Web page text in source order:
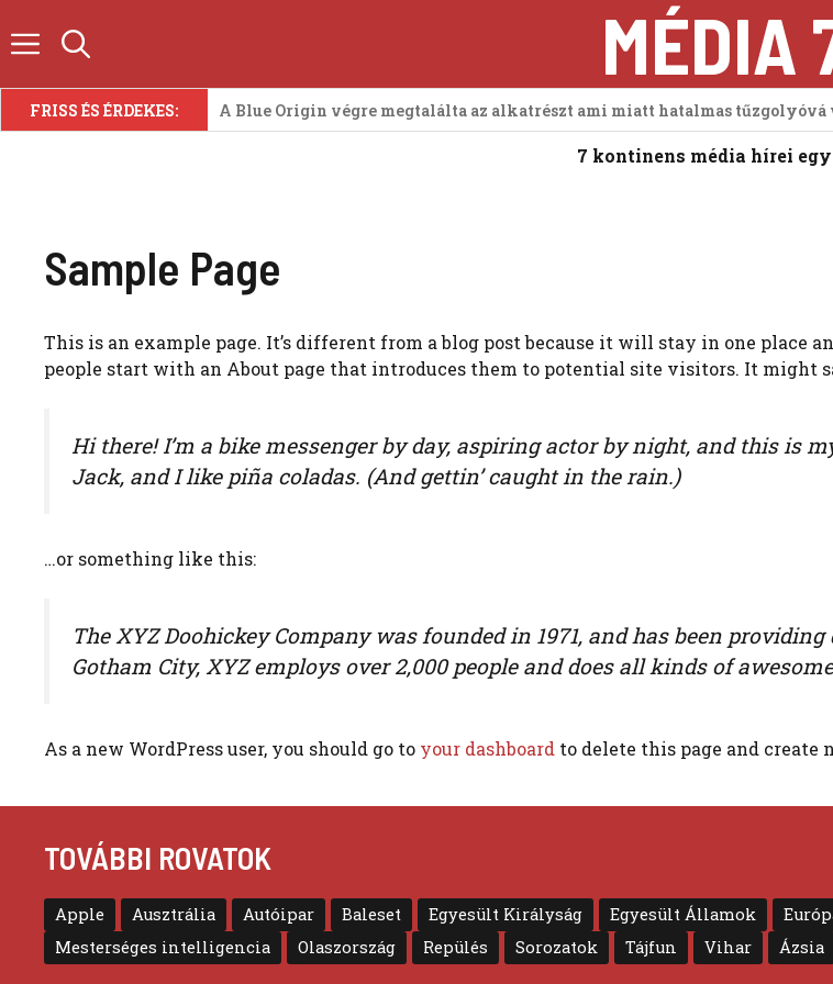
tartalomba
MÉDIA
FRISS ÉS ÉRDEKES: A Blue Origin végre megtalálta az alkatrészt ami miatt hatalmas tűzgolyóvá
7 kontinens média hírei
Sample Page
This is an example page. It’s different from a blog post because it will stay in one
people start with an About page that introduces them to potential site visitors. It might
Hi there! I’m a bike messenger by day, aspiring actor by night, and this is
Jack, and I like piña coladas. (And gettin’ caught in the rain.)
…or something like this:
The XYZ Doohickey Company was founded in 1971, and has been
Gotham City, XYZ employs over 2,000 people and does all kinds of
As a new WordPress user, you should go to your dashboard to delete this page and create
TOVÁBBI ROVATOK
Apple Ausztrália Autóipar Baleset Egyesült Királyság Egyesült Államok
Mesterséges intelligencia
Olaszország Repülés Sorozatok Tájfun Vihar Ázsia